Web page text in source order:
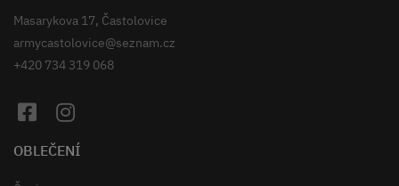
Masarykova 17, Častolovice
armycastolovice@seznam.cz
+420 734 319 068
OBLEČENÍ